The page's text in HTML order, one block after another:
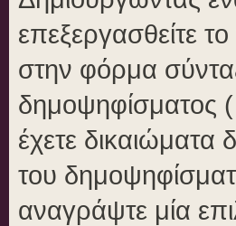
επεξεργασθείτε
στην φόρμα
δημοψηφίσματος (
έχετε
του
αναγράψτε μία